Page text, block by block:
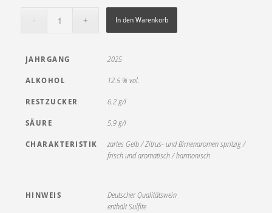
In den Warenkorb
JAHRGANG
2025
ALKOHOL
12.5 % vol.
RESTZUCKER
6.2 g/l
SÄURE
5.9 g/l
CHARAKTERISTIK
zartes Gelb / Zitrus- und Birnenaromen spritzig /
frisch und aromatisch / harmonisch
HINWEIS
Deutscher Qualitätswein
enthält Sulfite